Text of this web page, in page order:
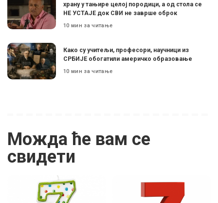
храну у тањире целој породици, а од стола се
НЕ УСТАЈЕ док СВИ не заврше оброк
10 мин за читање
Како су учитељи, професори, научници из
СРБИЈЕ обогатили америчко образовање
10 мин за читање
Можда ће вам се
свидети